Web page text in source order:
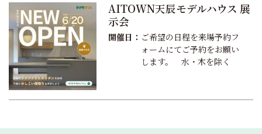
AITOWN天辰モデルハウス 展
示会
開催日： ご希望の日程を来場予約フ
ォームにてご予約をお願い
します。 水・木を除く